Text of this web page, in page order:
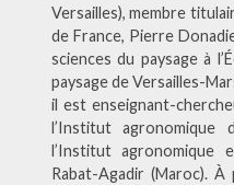
Versailles), membre
de France, Pierre
sciences du paysage à
paysage de Versailles-
il est enseignant-
l’Institut agronomique
l’Institut agronomique
Rabat-Agadir (Maroc).